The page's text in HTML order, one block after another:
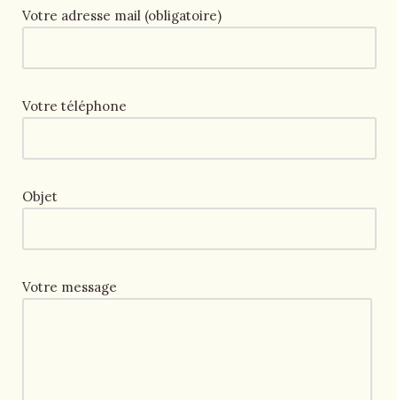
Votre adresse mail (obligatoire)
Votre téléphone
Objet
Votre message